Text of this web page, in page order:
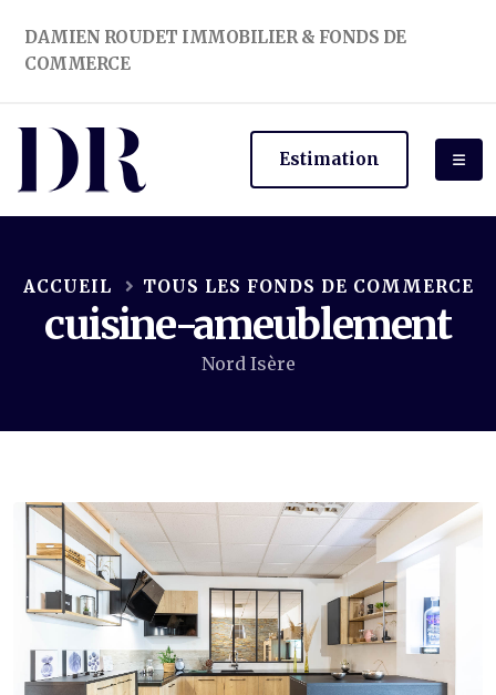
DAMIEN ROUDET IMMOBILIER & FONDS DE
COMMERCE
Estimation
cuisine-ameublement
Nord Isère
ACCUEIL TOUS LES FONDS DE COMMERCE